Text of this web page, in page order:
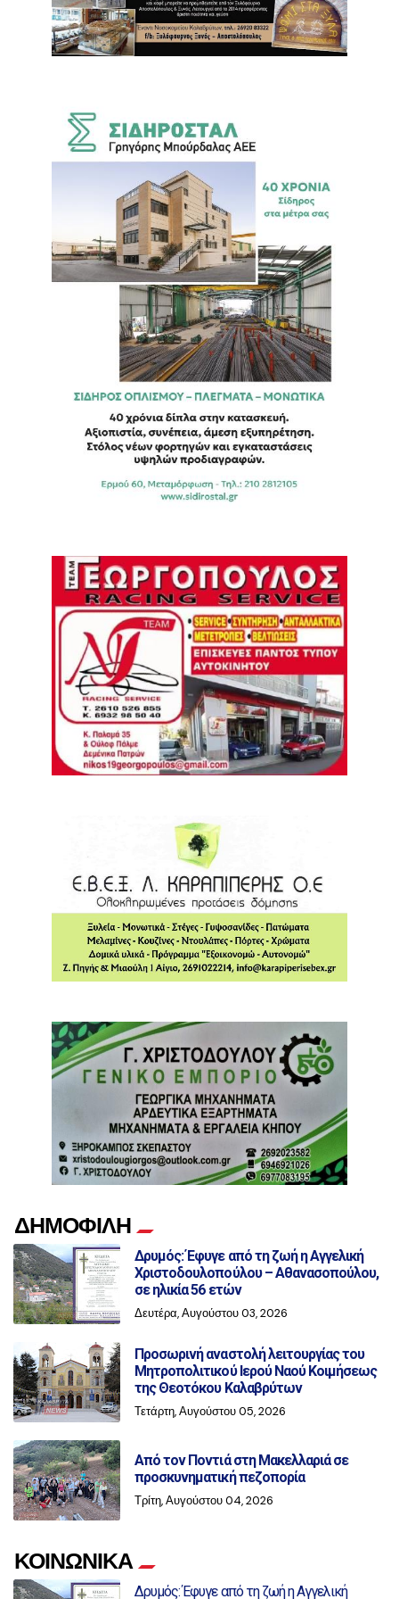
ΔΗΜΟΦΙΛΗ
Δρυμός: Έφυγε από τη ζωή η Αγγελική
Χριστοδουλοπούλου – Αθανασοπούλου,
σε ηλικία 56 ετών
Δευτέρα, Αυγούστου 03, 2026
Προσωρινή αναστολή λειτουργίας του
Μητροπολιτικού Ιερού Ναού Κοιμήσεως
της Θεοτόκου Καλαβρύτων
Τετάρτη, Αυγούστου 05, 2026
Από τον Ποντιά στη Μακελλαριά σε
προσκυνηματική πεζοπορία
Τρίτη, Αυγούστου 04, 2026
ΚΟΙΝΩΝΙΚΑ
Δρυμός: Έφυγε από τη ζωή η Αγγελική